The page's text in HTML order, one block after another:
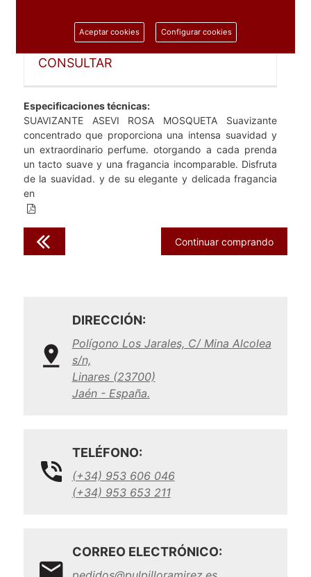
ARTICULO PROFESIONAL,
CONSULTAR
Especificaciones técnicas:
SUAVIZANTE ASEVI ROSA MOSQUETA Suavizante
concentrado que proporciona una intensa suavidad y
un extraordinario perfume. otorgando a cada prenda
un tacto suave y una fragancia incomparable. Disfruta
de la suavidad. y de su elegante y delicada fragancia
en
Continuar comprando
DIRECCIÓN:
Polígono Los Jarales, C/ Mina Alcolea
s/n,
Linares (23700)
Jaén - España.
TELÉFONO:
(+34) 953 606 046
(+34) 953 653 211
CORREO ELECTRÓNICO:
Aceptar cookies Configurar cookies